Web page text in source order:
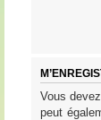
Vous
peut